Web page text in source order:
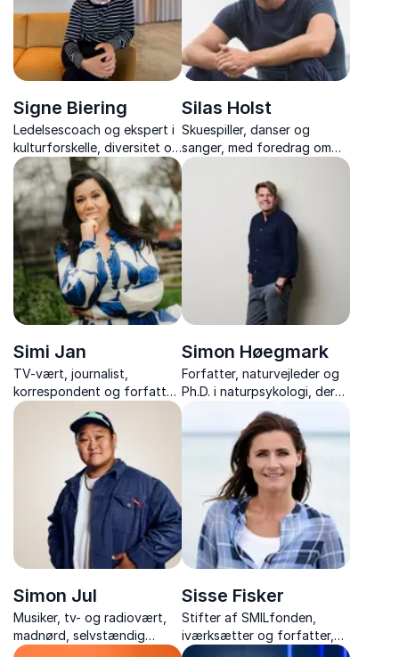
Signe Biering
Ledelsescoach og ekspert i
kulturforskelle, diversitet og
forskelligheder på
arbejdspladsen
Silas Holst
Skuespiller, danser og
sanger, med foredrag om
mobning, mangfoldighed og
mod til at stå ved sig selv –
fyldt med nærvær og
autentiske historier.
Simi Jan
TV-vært, journalist,
korrespondent og forfatter,
med foredrag om livet som
korrespondent,
Mellemøstens konflikter og
modet til at følge sine
Simon Høegmark
Forfatter, naturvejleder og
Ph.D. i naturpsykologi, der
inspirerer til bedre trivsel
gennem naturens helende
Simon Jul
Musiker, tv- og radiovært,
madnørd, selvstændig
iværksætter, komiker og
Sisse Fisker
Stifter af SMILfonden,
iværksætter og forfatter,
der inspirerer med stærke